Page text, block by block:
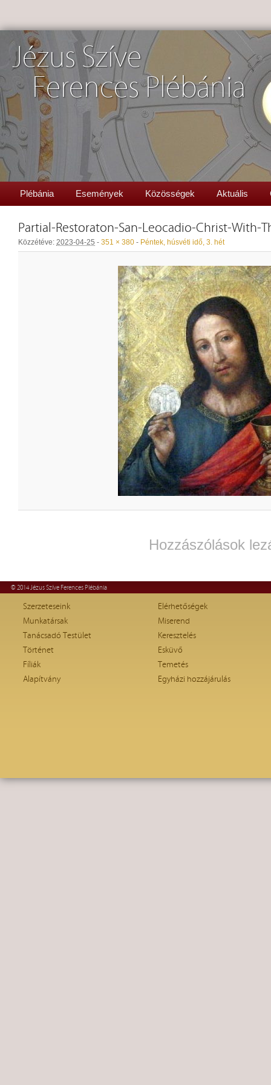
Jézus Szíve
Ferences Plébánia
Plébánia Események Közösségek Aktuális
Partial-Restoraton-San-Leocadio-Christ-With-
Közzétéve: 2023-04-25 - 351 × 380 - Péntek, húsvéti idő, 3. hét
Hozzászólások
© 2014 Jézus Szíve Ferences Plébánia
Szerzeteseink
Munkatársak
Tanácsadó Testület
Történet
Fíliák
Alapítvány
Elérhetőségek
Miserend
Keresztelés
Esküvő
Temetés
Egyházi hozzájárulás